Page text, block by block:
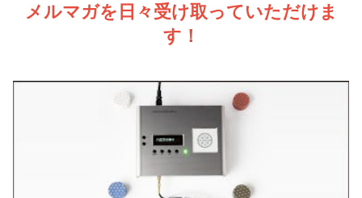
メルマガを日々受け取っていただけま
す！